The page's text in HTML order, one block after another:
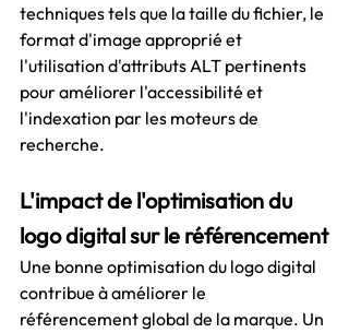
techniques tels que la taille du fichier, le
format d'image approprié et
l'utilisation d'attributs ALT pertinents
pour améliorer l'accessibilité et
l'indexation par les moteurs de
recherche.
L'impact de l'optimisation du
logo digital sur le référencement
Une bonne optimisation du logo digital
contribue à améliorer le
référencement global de la marque. Un